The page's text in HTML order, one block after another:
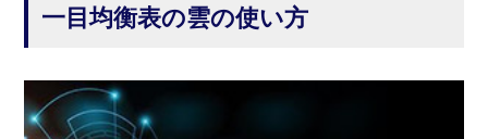
一目均衡表の雲の使い方